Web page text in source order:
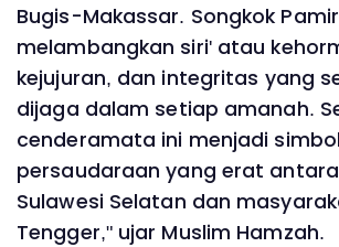
Bugis-Makassar. Songkok
melambangkan siri' atau
kejujuran, dan integritas yang
dijaga dalam setiap amanah.
cenderamata ini menjadi simbol
persaudaraan yang erat
Sulawesi Selatan dan
Tengger," ujar Muslim Hamzah.